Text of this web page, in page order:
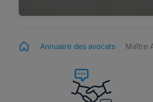
Annuaire des avocats Maître